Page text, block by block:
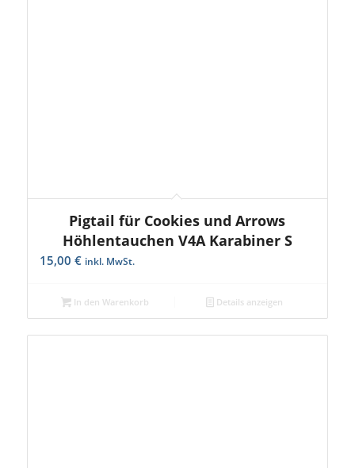
Pigtail für Cookies und Arrows
Höhlentauchen V4A Karabiner S
15,00 € inkl. MwSt.
In den Warenkorb Details anzeigen